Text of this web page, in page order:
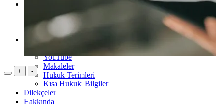
HUKUK
İKTİSAT
İŞLETME
Hukuk Kültür
YouTube
Makaleler
Hukuk Terimleri
Kısa Hukuki Bilgiler
Dilekçeler
Hakkında
+ -